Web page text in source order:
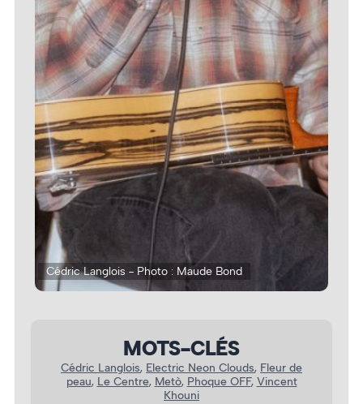
Cédric Langlois - Photo : Maude Bond
MOTS-CLÉS
Cédric Langlois, Electric Neon Clouds, Fleur de
peau, Le Centre, Metò, Phoque OFF, Vincent
Khouni